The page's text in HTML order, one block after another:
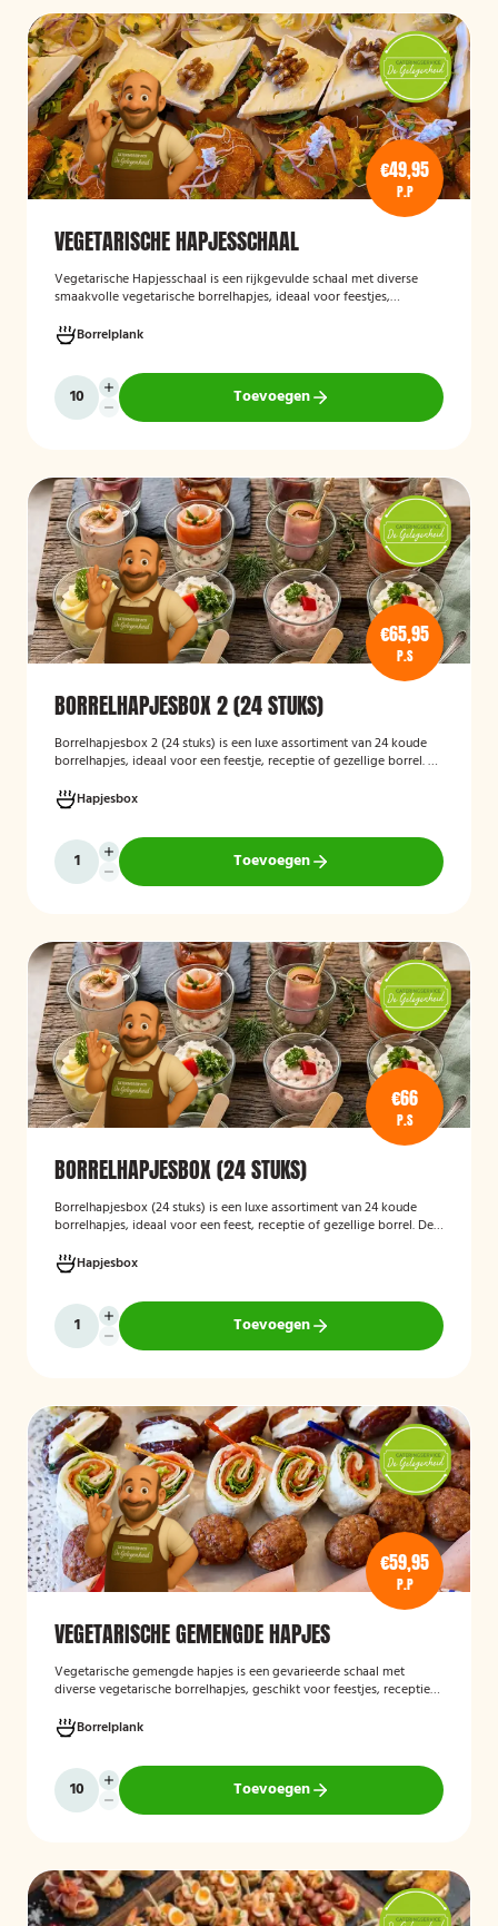
€49,95
P.P
VEGETARISCHE HAPJESSCHAAL
Vegetarische Hapjesschaal is een rijkgevulde schaal met diverse
smaakvolle vegetarische borrelhapjes, ideaal voor feestjes,
een gevarieerde selectie van vegetarische lekkernijen die direct
klaar zijn om te serveren en geschikt zijn voor gasten die bewust of
volledig vegetarisch eten.
Borrelplank
Toevoegen
€65,95
P.S
BORRELHAPJESBOX 2 (24 STUKS)
Borrelhapjesbox 2 (24 stuks) is een luxe assortiment van 24 koude
borrelhapjes, ideaal voor een feestje, receptie of gezellige borrel. De
klaar worden geleverd, zodat u uw gasten eenvoudig kunt trakteren
op een smaakvolle en feestelijke borrelervaring.
Hapjesbox
Toevoegen
€66
P.S
BORRELHAPJESBOX (24 STUKS)
Borrelhapjesbox (24 stuks) is een luxe assortiment van 24 koude
borrelhapjes, ideaal voor een feest, receptie of gezellige borrel. De
zalmrolletjes, brie met notenmelange en vitello tonato, verzorgd
gepresenteerd en direct klaar om te serveren.
Hapjesbox
Toevoegen
€59,95
P.P
VEGETARISCHE GEMENGDE HAPJES
Vegetarische gemengde hapjes is een gevarieerde schaal met
diverse vegetarische borrelhapjes, geschikt voor feestjes, recepties
smaakvolle vegetarische snacks en biedt een afwisselend
assortiment voor gasten die geen vlees eten.
Borrelplank
Toevoegen